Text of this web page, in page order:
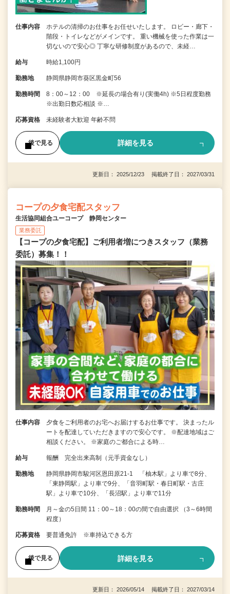
仕事内容
ホテルの清掃のお仕事をお任せいたします。 ロビー・廊下・
階段・トイレなどがメインです。 重い機械を使った作業は一
切ないので安心◎ 丁寧な研修制度があるので、未経…
給与 時給1,100円
勤務地 静岡県静岡市葵区黒金町56
勤務時間
8：00～12：00 ※延長の場合有り(実働4h) ※5日程度勤務
※出勤日数応相談 ※…
応募資格 未経験者大歓迎 年齢不問
後で見る 詳細を見る
更新日： 2025/12/23 掲載終了日： 2027/03/31
コープの夕食宅配スタッフ
生活協同組合ユーコープ 静岡センター
業務委託
【コープの夕食宅配】ご利用者増につきスタッフ（業務
委託）募集！！
仕事内容
夕食をご利用者のお宅へお届けするお仕事です。 決まったル
ートを配達していただきますので安心です。 ※配達地域はご
相談ください。 ※家庭のご都合による時…
給与 報酬 完全出来高制（元手資金なし）
勤務地
静岡県静岡市駿河区恩田原21‐1 「柚木駅」より車で8分、
「東静岡駅」より車で9分、「音羽町駅・春日町駅・古庄
駅」より車で10分、「長沼駅」より車で11分
勤務時間
月～金の5日間 11：00～18：00の間で自由選択 （3～6時間
程度）
応募資格 要普通免許 ※車持込できる方
後で見る 詳細を見る
更新日： 2026/05/14 掲載終了日： 2027/03/14